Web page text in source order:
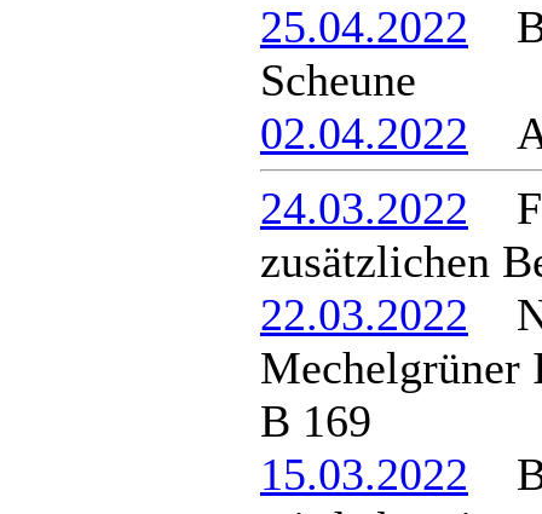
25.04.2022
Scheune
02.04.2022
24.03.2022
zusätzlichen
22.03.2022
Mechelgrüner
B 169
15.03.2022